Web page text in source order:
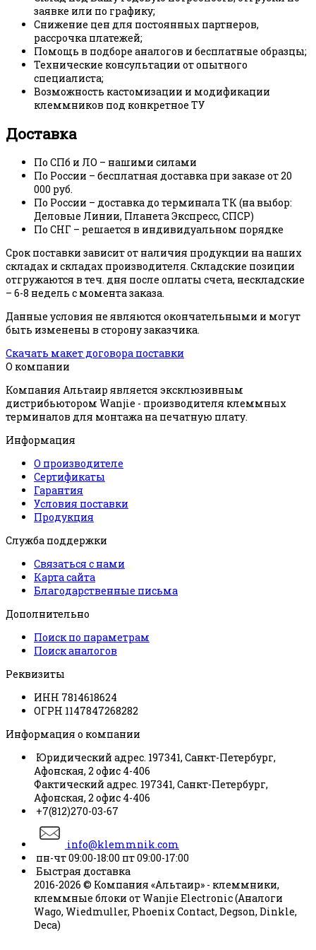
заявке или по графику;
Снижение цен для постоянных партнеров,
рассрочка платежей;
Помощь в подборе аналогов и бесплатные образцы;
Технические консультации от опытного
специалиста;
Возможность кастомизации и модификации
клеммников под конкретное ТУ
Доставка
По СПб и ЛО – нашими силами
По России – бесплатная доставка при заказе от 20
000 руб.
По России – доставка до терминала ТК (на выбор:
Деловые Линии, Планета Экспресс, СПСР)
По СНГ – решается в индивидуальном порядке
Срок поставки зависит от наличия продукции на наших
складах и складах производителя. Складские позиции
отгружаются в теч. дня после оплаты счета, нескладские
– 6-8 недель с момента заказа.
Данные условия не являются окончательными и могут
быть изменены в сторону заказчика.
Скачать макет договора поставки
О компании
Компания Альтаир является эксклюзивным
дистрибьютором Wanjie - производителя клеммных
терминалов для монтажа на печатную плату.
Информация
О производителе
Сертификаты
Гарантия
Условия поставки
Продукция
Служба поддержки
Связаться с нами
Карта сайта
Благодарственные письма
Дополнительно
Поиск по параметрам
Поиск аналогов
Реквизиты
ИНН 7814618624
ОГРН 1147847268282
Информация о компании
Юридический адрес. 197341, Санкт-Петербург,
Афонская, 2 офис 4-406
Фактический адрес. 197341, Санкт-Петербург,
Афонская, 2 офис 4-406
+7(812)270-03-67
info@klemmnik.com
пн-чт 09:00-18:00 пт 09:00-17:00
Быстрая доставка
2016-2026 © Компания «Альтаир» - клеммники,
клеммные блоки от Wanjie Electronic (Аналоги
Wago, Wiedmuller, Phoenix Contact, Degson, Dinkle,
Deca)